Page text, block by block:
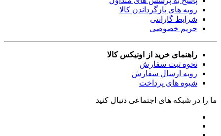
رایانه پیگرد قانونی دارد.
تصاویر رسمی